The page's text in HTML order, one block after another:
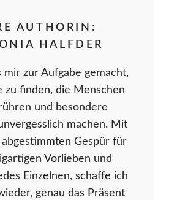
AUTHORIN:
HALFDER
mir zur Aufgabe gemacht,
zu finden, die Menschen
und besondere
machen. Mit
Gespür für
Vorlieben und
Einzelnen, schaffe ich
genau das Präsent